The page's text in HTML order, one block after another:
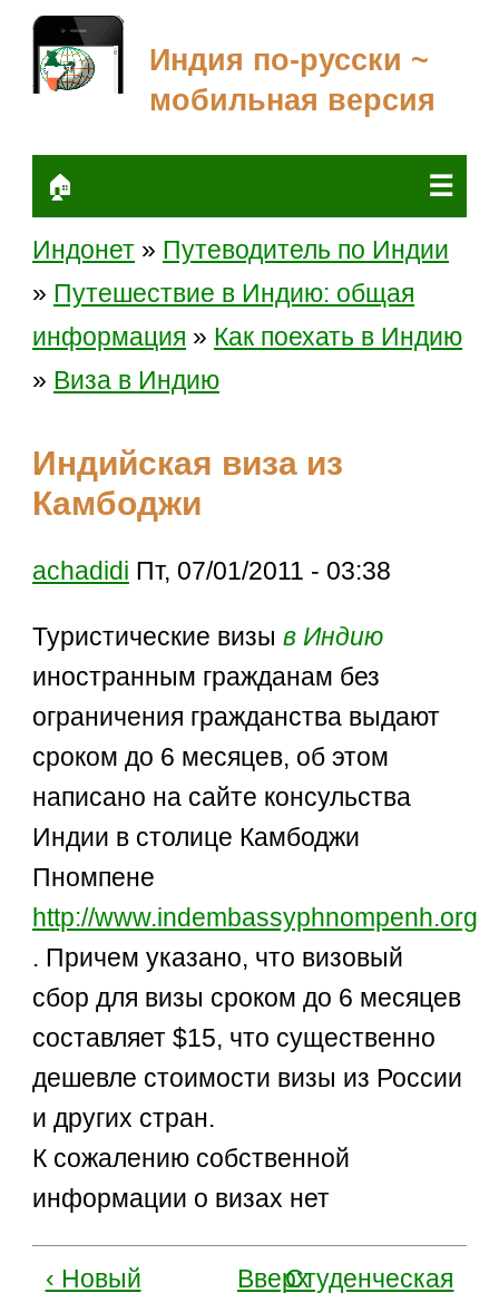
Индия по-русски ~
мобильная версия
🏠 ☰
Индонет » Путеводитель по Индии
» Путешествие в Индию: общая
информация » Как поехать в Индию
» Виза в Индию
Индийская виза из
Камбоджи
achadidi Пт, 07/01/2011 - 03:38
Туристические визыв Индию
иностранным гражданам без
ограничения гражданства выдают
сроком до 6 месяцев, об этом
написано на сайте консульства
Индии в столице Камбоджи
Пномпене
http://www.indembassyphnompenh.org
. Причем указано, что визовый
сбор для визы сроком до 6 месяцев
составляет $15, что существенно
дешевле стоимости визы из России
и других стран.
К сожалению собственной
информации о визах нет
‹ Новый
ВверхСтуденческая